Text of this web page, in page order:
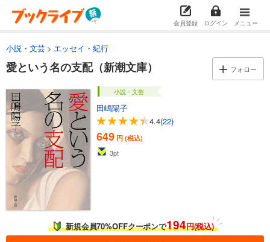
会員登録 ログイン メニュー
小説・文芸 エッセイ・紀行
愛という名の支配（新潮文庫） フォロー
小説・文芸
田嶋陽子
4.4(22)
649 円 (税込)
3pt
新規会員70%OFFクーポンで194円(税込)